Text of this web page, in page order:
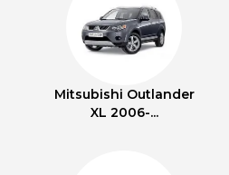
Mitsubishi Outlander
XL 2006-...